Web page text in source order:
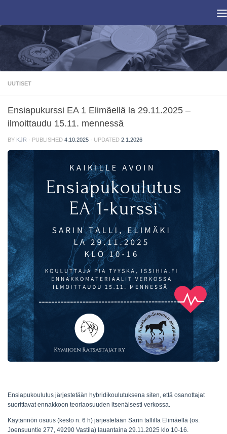
UUTISET
Ensiapukurssi EA 1 Elimäellä la 29.11.2025 –
ilmoittaudu 15.11. mennessä
BY KJR · PUBLISHED 4.10.2025 · UPDATED 2.1.2026
Ensiapukoulutus järjestetään hybridikoulutuksena siten, että osanottajat
suorittavat ennakkoon teoriaosuuden itsenäisesti verkossa.
Käytännön osuus (kesto n. 6 h) järjestetään Sarin tallilla Elimäellä (os.
Joensuuntie 277, 49290 Vastila) lauantaina 29.11.2025 klo 10-16.